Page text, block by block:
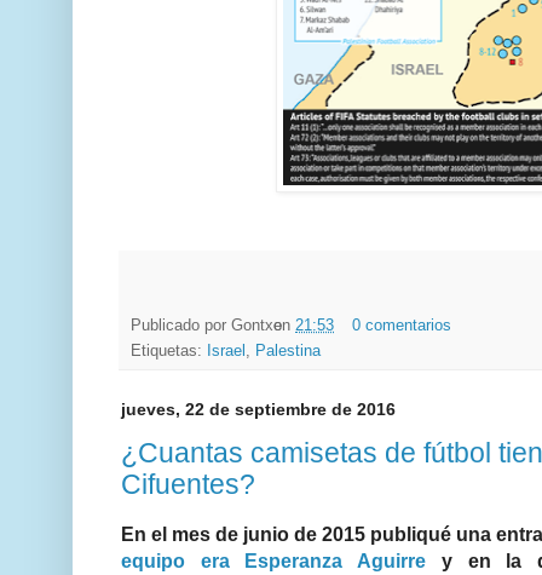
Publicado por Gontxoen 21:53
0 comentarios
Etiquetas: Israel Palestina
jueves, 22 de septiembre de 2016
¿Cuantas camisetas de fútbol
Cifuentes?
En el mes de junio de 2015 publiqué una
equipo era Esperanza Aguirre y en la